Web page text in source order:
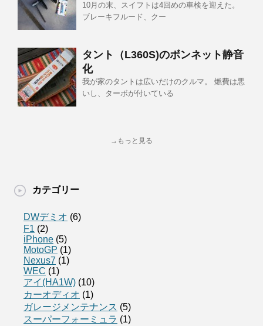
10月の末、スイフトは4回めの車検を迎えた。
ブレーキフルード、クー
タント（L360S)のボンネット静音
化
我が家のタントは広いだけのクルマ。 燃費は悪
いし、ターボが付いている
→もっと見る
カテゴリー
DWデミオ (6)
F1 (2)
iPhone (5)
MotoGP (1)
Nexus7 (1)
WEC (1)
アイ(HA1W) (10)
カーオディオ (1)
ガレージメンテナンス (5)
スーパーフォーミュラ (1)